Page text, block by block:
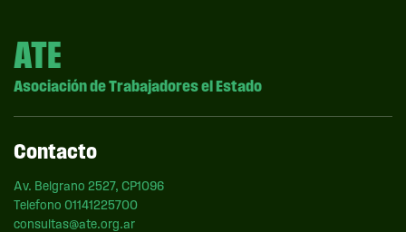
ATE
Asociación de Trabajadores el Estado
Contacto
Av. Belgrano 2527, CP1096
Telefono 01141225700
consultas@ate.org.ar